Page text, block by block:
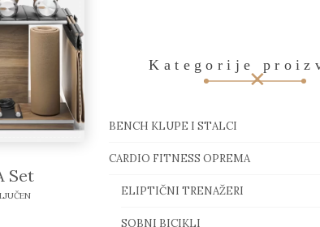
Set
Kategorije
BENCH KLUPE I STALCI
CARDIO FITNESS OPREMA
ELIPTIČNI TRENAŽERI
SOBNI BICIKLI